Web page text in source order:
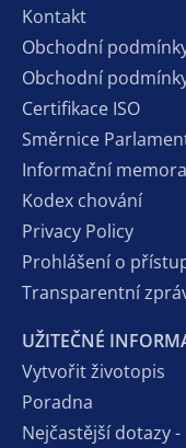
Kontakt
Obchodní
Obchodní
Certifikace ISO
Směrnice
Informační
Kodex chování
Privacy Policy
Prohlášení o
Transparentní
UŽITEČNÉ
Vytvořit životopis
Poradna
Nejčastější dotazy -